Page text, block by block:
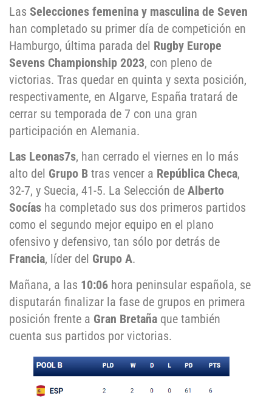
Las Selecciones femenina y masculina de Seven
han completado su primer día de competición en
Hamburgo, última parada del Rugby Europe
Sevens Championship 2023, con pleno de
victorias. Tras quedar en quinta y sexta posición,
respectivamente, en Algarve, España tratará de
cerrar su temporada de 7 con una gran
participación en Alemania.
Las Leonas7s, han cerrado el viernes en lo más
alto del Grupo B tras vencer a República Checa,
32-7, y Suecia, 41-5. La Selección de Alberto
Socías ha completado sus dos primeros partidos
como el segundo mejor equipo en el plano
ofensivo y defensivo, tan sólo por detrás de
Francia, líder del Grupo A.
Mañana, a las 10:06 hora peninsular española, se
disputarán finalizar la fase de grupos en primera
posición frente a Gran Bretaña que también
cuenta sus partidos por victorias.